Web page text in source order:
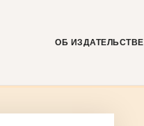
ОБ ИЗДАТЕЛЬСТВЕ